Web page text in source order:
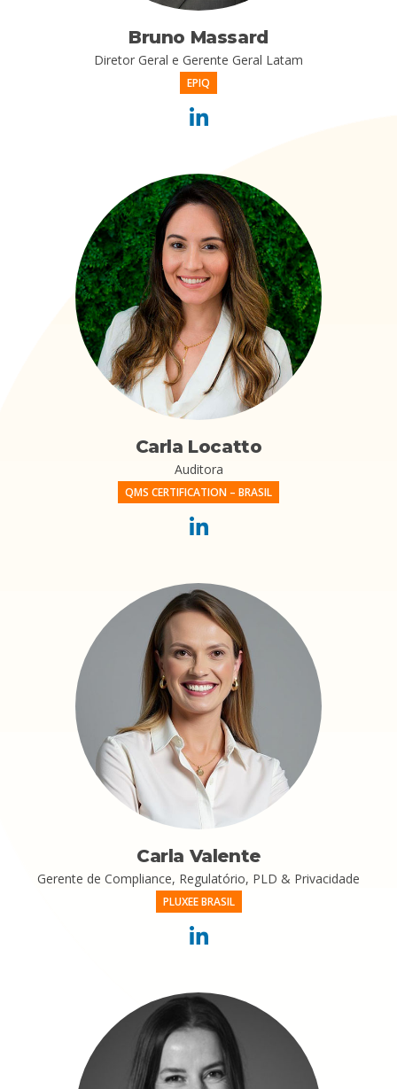
Bruno Massard
Diretor Geral e Gerente Geral Latam
EPIQ
Carla Locatto
Auditora
QMS CERTIFICATION – BRASIL
Carla Valente
Gerente de Compliance, Regulatório, PLD & Privacidade
PLUXEE BRASIL